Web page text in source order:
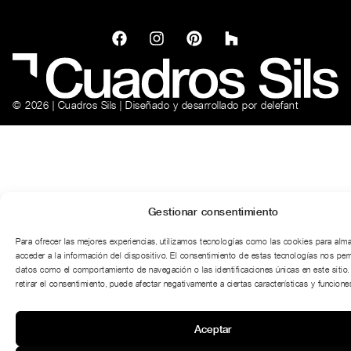
Gestionar consentimiento
Para ofrecer las mejores experiencias, utilizamos tecnologías como las cookies para
acceder a la información del dispositivo. El consentimiento de estas tecnologías nos
datos como el comportamiento de navegación o las identificaciones únicas en este
retirar el consentimiento, puede afectar negativamente a ciertas características y
Aceptar
© 2026 | Cuadros Sils | Diseñado y desarrollado por delefant